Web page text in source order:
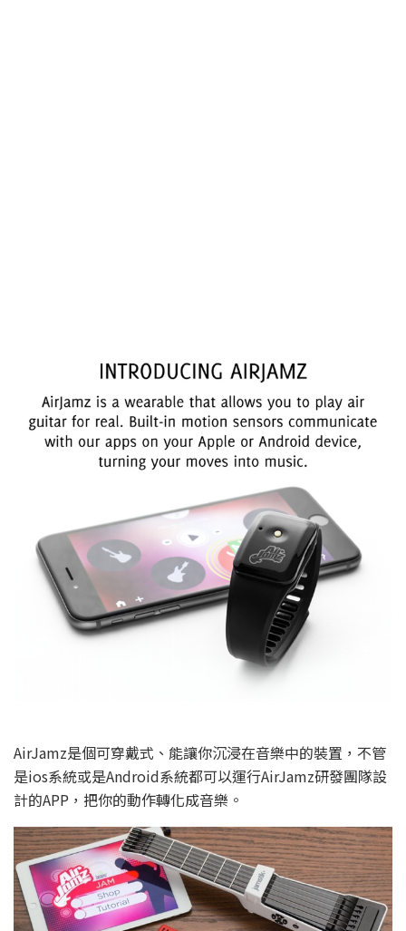
AirJamz是個可穿戴式、能讓你沉浸在音樂中的裝置，不管
是ios系統或是Android系統都可以運行AirJamz研發團隊設
計的APP，把你的動作轉化成音樂。